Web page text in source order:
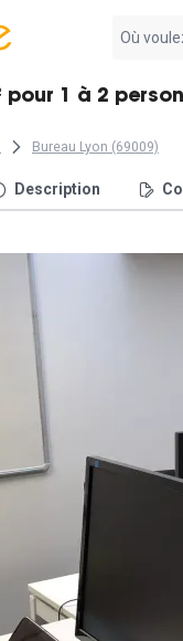
résultat
1 à 2
Bureau Lyon (69009)
Description